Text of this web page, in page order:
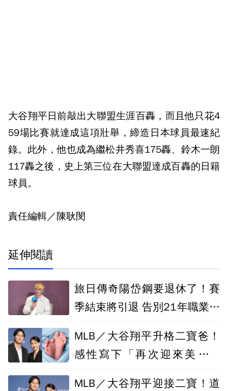
大谷翔平日前敲出大聯盟生涯百轟，而且他只花4
59場比賽就達成這項壯舉，締造日本球員最速紀
錄。此外，他也成為繼松井秀喜175轟、鈴木一朗
117轟之後，史上第三位在大聯盟達成百轟的日籍
球員。
責任編輯／陳耿閔
延伸閱讀
旅日傳奇陽岱鋼要退休了！賽
季結束將引退 告別21年職業生
MLB／大谷翔平升格二寶爸！
感性寫下「再次迎來美好一
MLB／大谷翔平迎接二寶！道